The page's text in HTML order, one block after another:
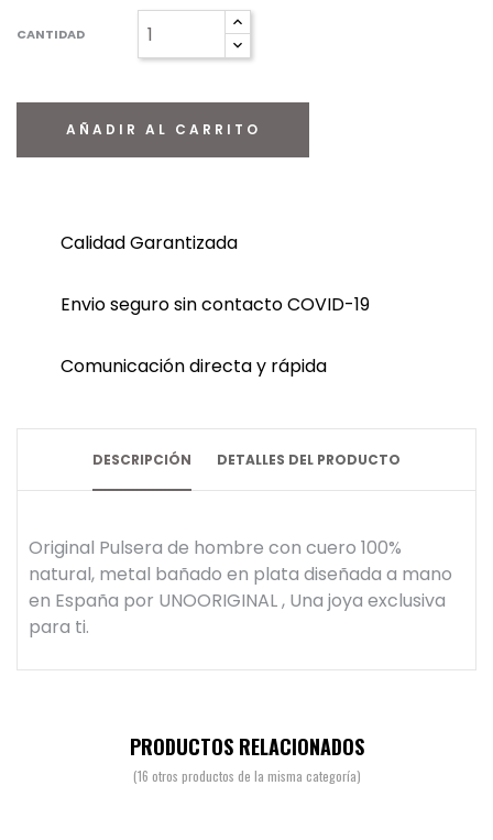
CANTIDAD
AÑADIR AL CARRITO
Calidad Garantizada
Envio seguro sin contacto COVID-19
Comunicación directa y rápida
DESCRIPCIÓN DETALLES DEL PRODUCTO
Original Pulsera de hombre con cuero 100%
natural, metal bañado en plata diseñada a mano
en España por UNOORIGINAL , Una joya exclusiva
para ti.
PRODUCTOS RELACIONADOS
(16 otros productos de la misma categoría)